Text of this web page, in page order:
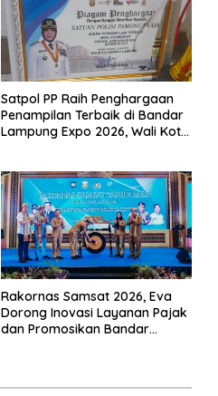
Satpol PP Raih Penghargaan
Penampilan Terbaik di Bandar
Lampung Expo 2026, Wali Kota
Rakornas Samsat 2026, Eva
Dorong Inovasi Layanan Pajak
dan Promosikan Bandar